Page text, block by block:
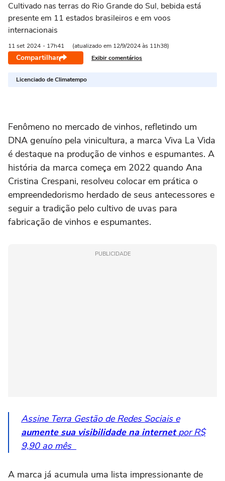
Cultivado nas terras do Rio Grande do Sul, bebida está
presente em 11 estados brasileiros e em voos
internacionais
11 set 2024 - 17h41 (atualizado em 12/9/2024 às 11h38)
Compartilhar Exibir comentários
Licenciado de Climatempo
Fenômeno no mercado de vinhos, refletindo um
DNA genuíno pela vinicultura, a marca Viva La Vida
é destaque na produção de vinhos e espumantes. A
história da marca começa em 2022 quando Ana
Cristina Crespani, resolveu colocar em prática o
empreendedorismo herdado de seus antecessores e
seguir a tradição pelo cultivo de uvas para
fabricação de vinhos e espumantes.
PUBLICIDADE
Assine Terra Gestão de Redes Sociais e
aumente sua visibilidade na internetpor R$
9,90 ao mês
A marca já acumula uma lista impressionante de